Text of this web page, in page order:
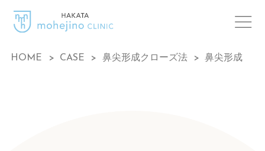
HOME > CASE > 鼻尖形成クローズ法 > 鼻尖形成